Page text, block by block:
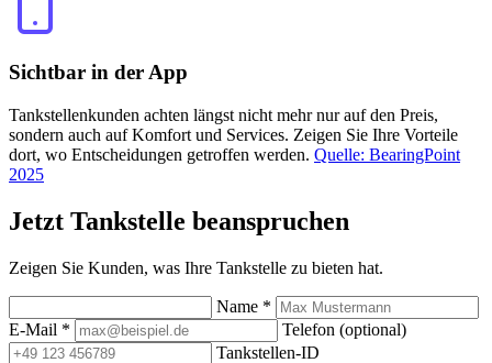
Sichtbar in der App
Tankstellenkunden achten längst nicht mehr nur auf den Preis,
sondern auch auf Komfort und Services. Zeigen Sie Ihre Vorteile
dort, wo Entscheidungen getroffen werden. Quelle: BearingPoint
2025
Jetzt Tankstelle beanspruchen
Zeigen Sie Kunden, was Ihre Tankstelle zu bieten hat.
Name *
E-Mail *
Telefon (optional)
Tankstellen-ID